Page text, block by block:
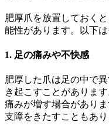
肥厚爪を放置しておく
能性があります。以下
1. 足の痛みや不快感
肥厚した爪は足の中で
き起こすことがありま
痛みが増す場合があり
支障をきたすこともあ